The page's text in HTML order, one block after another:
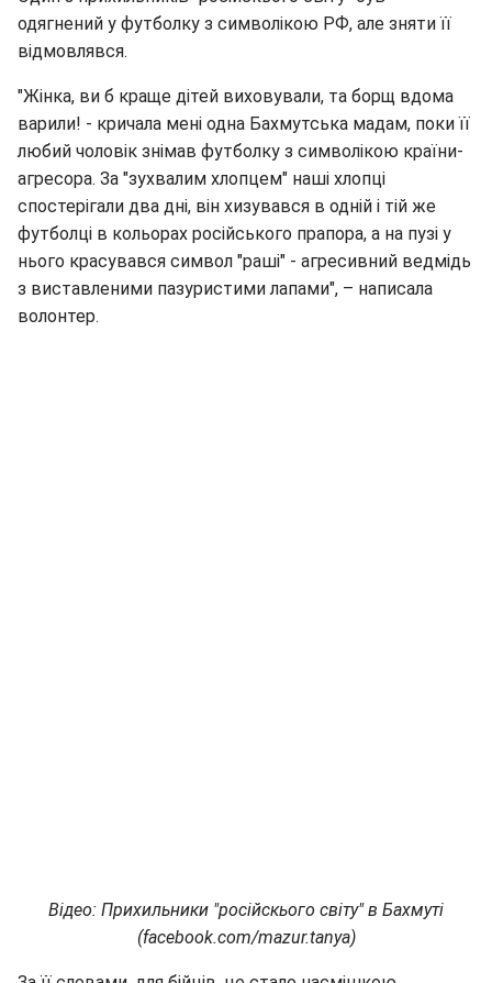
одягнений у футболку з символікою РФ, але зняти її
відмовлявся.
"Жінка, ви б краще дітей виховували, та борщ вдома
варили! - кричала мені одна Бахмутська мадам, поки її
любий чоловік знімав футболку з символікою країни-
агресора. За "зухвалим хлопцем" наші хлопці
спостерігали два дні, він хизувався в одній і тій же
футболці в кольорах російського прапора, а на пузі у
нього красувався символ "раші" - агресивний ведмідь
з виставленими пазуристими лапами", – написала
волонтер.
Відео: Прихильники "російскього світу" в Бахмуті
(facebook.com/mazur.tanya)